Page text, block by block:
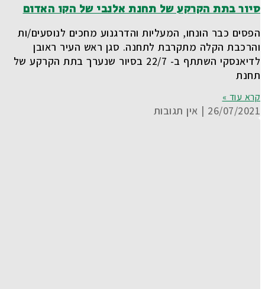
סיור בתת הקרקע של תחנת אלנבי של הקו האדום
הפסים כבר הונחו, המעליות והדרגנוע מחכים לנוסעים/ות
והרכבת הקלה מתקרבת לתחנה. סגן ראש העיר ראובן
לדיאנסקי השתתף ב- 22/7 בסיור שנערך בתת הקרקע של
תחנת
קרא עוד »
26/07/2021 אין תגובות